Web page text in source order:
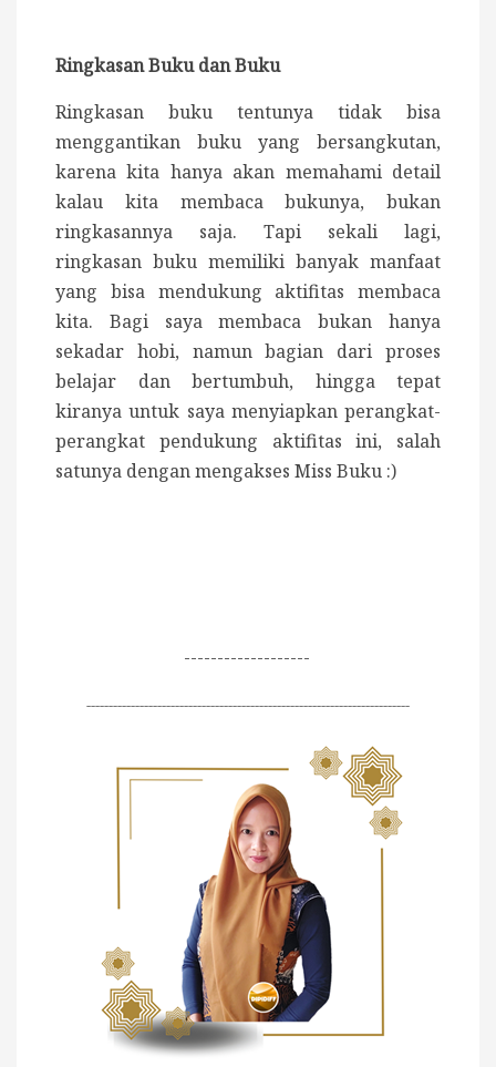
Ringkasan Buku dan Buku
Ringkasan buku tentunya tidak bisa
menggantikan buku yang bersangkutan,
karena kita hanya akan memahami detail
kalau kita membaca bukunya, bukan
ringkasannya saja. Tapi sekali lagi,
ringkasan buku memiliki banyak manfaat
yang bisa mendukung aktifitas membaca
kita. Bagi saya membaca bukan hanya
sekadar hobi, namun bagian dari proses
belajar dan bertumbuh, hingga tepat
kiranya untuk saya menyiapkan perangkat-
perangkat pendukung aktifitas ini, salah
satunya dengan mengakses Miss Buku :)
-------------------
-------------------------------------------------------------------------